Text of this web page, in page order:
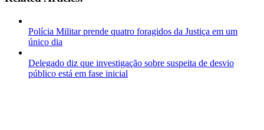
Polícia Militar prende quatro foragidos da Justiça em um
único dia
Delegado diz que investigação sobre suspeita de desvio
público está em fase inicial